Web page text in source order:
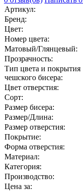
Артикул:
Бренд:
Цвет:
Номер цвета:
Матовый/Глянцевый:
Прозрачность:
Тип цвета и покрытия
чешского бисера:
Цвет отверстия:
Сорт:
Размер бисера:
Размер/Длина:
Размер отверстия:
Покрытие:
Форма отверстия:
Материал:
Категория:
Производство:
Цена за: